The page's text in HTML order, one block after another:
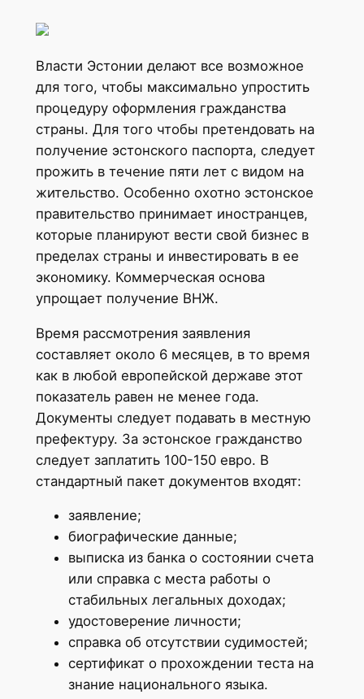
Власти Эстонии делают все возможное
для того, чтобы максимально упростить
процедуру оформления гражданства
страны. Для того чтобы претендовать на
получение эстонского паспорта, следует
прожить в течение пяти лет с видом на
жительство. Особенно охотно эстонское
правительство принимает иностранцев,
которые планируют вести свой бизнес в
пределах страны и инвестировать в ее
экономику. Коммерческая основа
упрощает получение ВНЖ.
Время рассмотрения заявления
составляет около 6 месяцев, в то время
как в любой европейской державе этот
показатель равен не менее года.
Документы следует подавать в местную
префектуру. За эстонское гражданство
следует заплатить 100-150 евро. В
стандартный пакет документов входят:
заявление;
биографические данные;
выписка из банка о состоянии счета
или справка с места работы о
стабильных легальных доходах;
удостоверение личности;
справка об отсутствии судимостей;
сертификат о прохождении теста на
знание национального языка.